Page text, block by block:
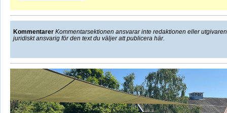
Kommentarer Kommentarsektionen ansvarar inte redaktionen eller
juridiskt ansvarig för den text du väljer att publicera här.